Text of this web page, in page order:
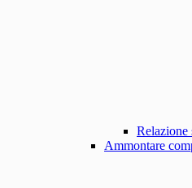
Relazione
Ammontare